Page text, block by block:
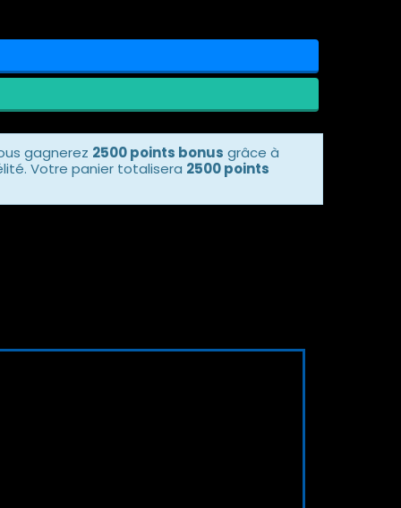
gagnerez 2500 points bonus grâce à
Votre panier totalisera 2500 points